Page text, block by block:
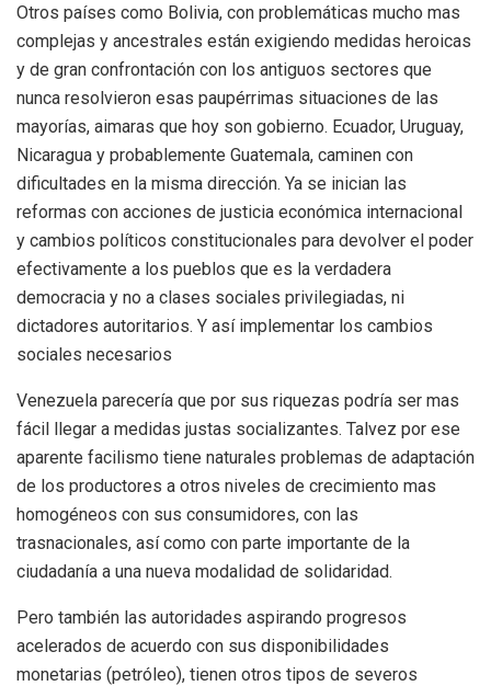
Otros países como Bolivia, con problemáticas mucho mas
complejas y ancestrales están exigiendo medidas heroicas
y de gran confrontación con los antiguos sectores que
nunca resolvieron esas paupérrimas situaciones de las
mayorías, aimaras que hoy son gobierno. Ecuador, Uruguay,
Nicaragua y probablemente Guatemala, caminen con
dificultades en la misma dirección. Ya se inician las
reformas con acciones de justicia económica internacional
y cambios políticos constitucionales para devolver el poder
efectivamente a los pueblos que es la verdadera
democracia y no a clases sociales privilegiadas, ni
dictadores autoritarios. Y así implementar los cambios
sociales necesarios
Venezuela parecería que por sus riquezas podría ser mas
fácil llegar a medidas justas socializantes. Talvez por ese
aparente facilismo tiene naturales problemas de adaptación
de los productores a otros niveles de crecimiento mas
homogéneos con sus consumidores, con las
trasnacionales, así como con parte importante de la
ciudadanía a una nueva modalidad de solidaridad.
Pero también las autoridades aspirando progresos
acelerados de acuerdo con sus disponibilidades
monetarias (petróleo), tienen otros tipos de severos